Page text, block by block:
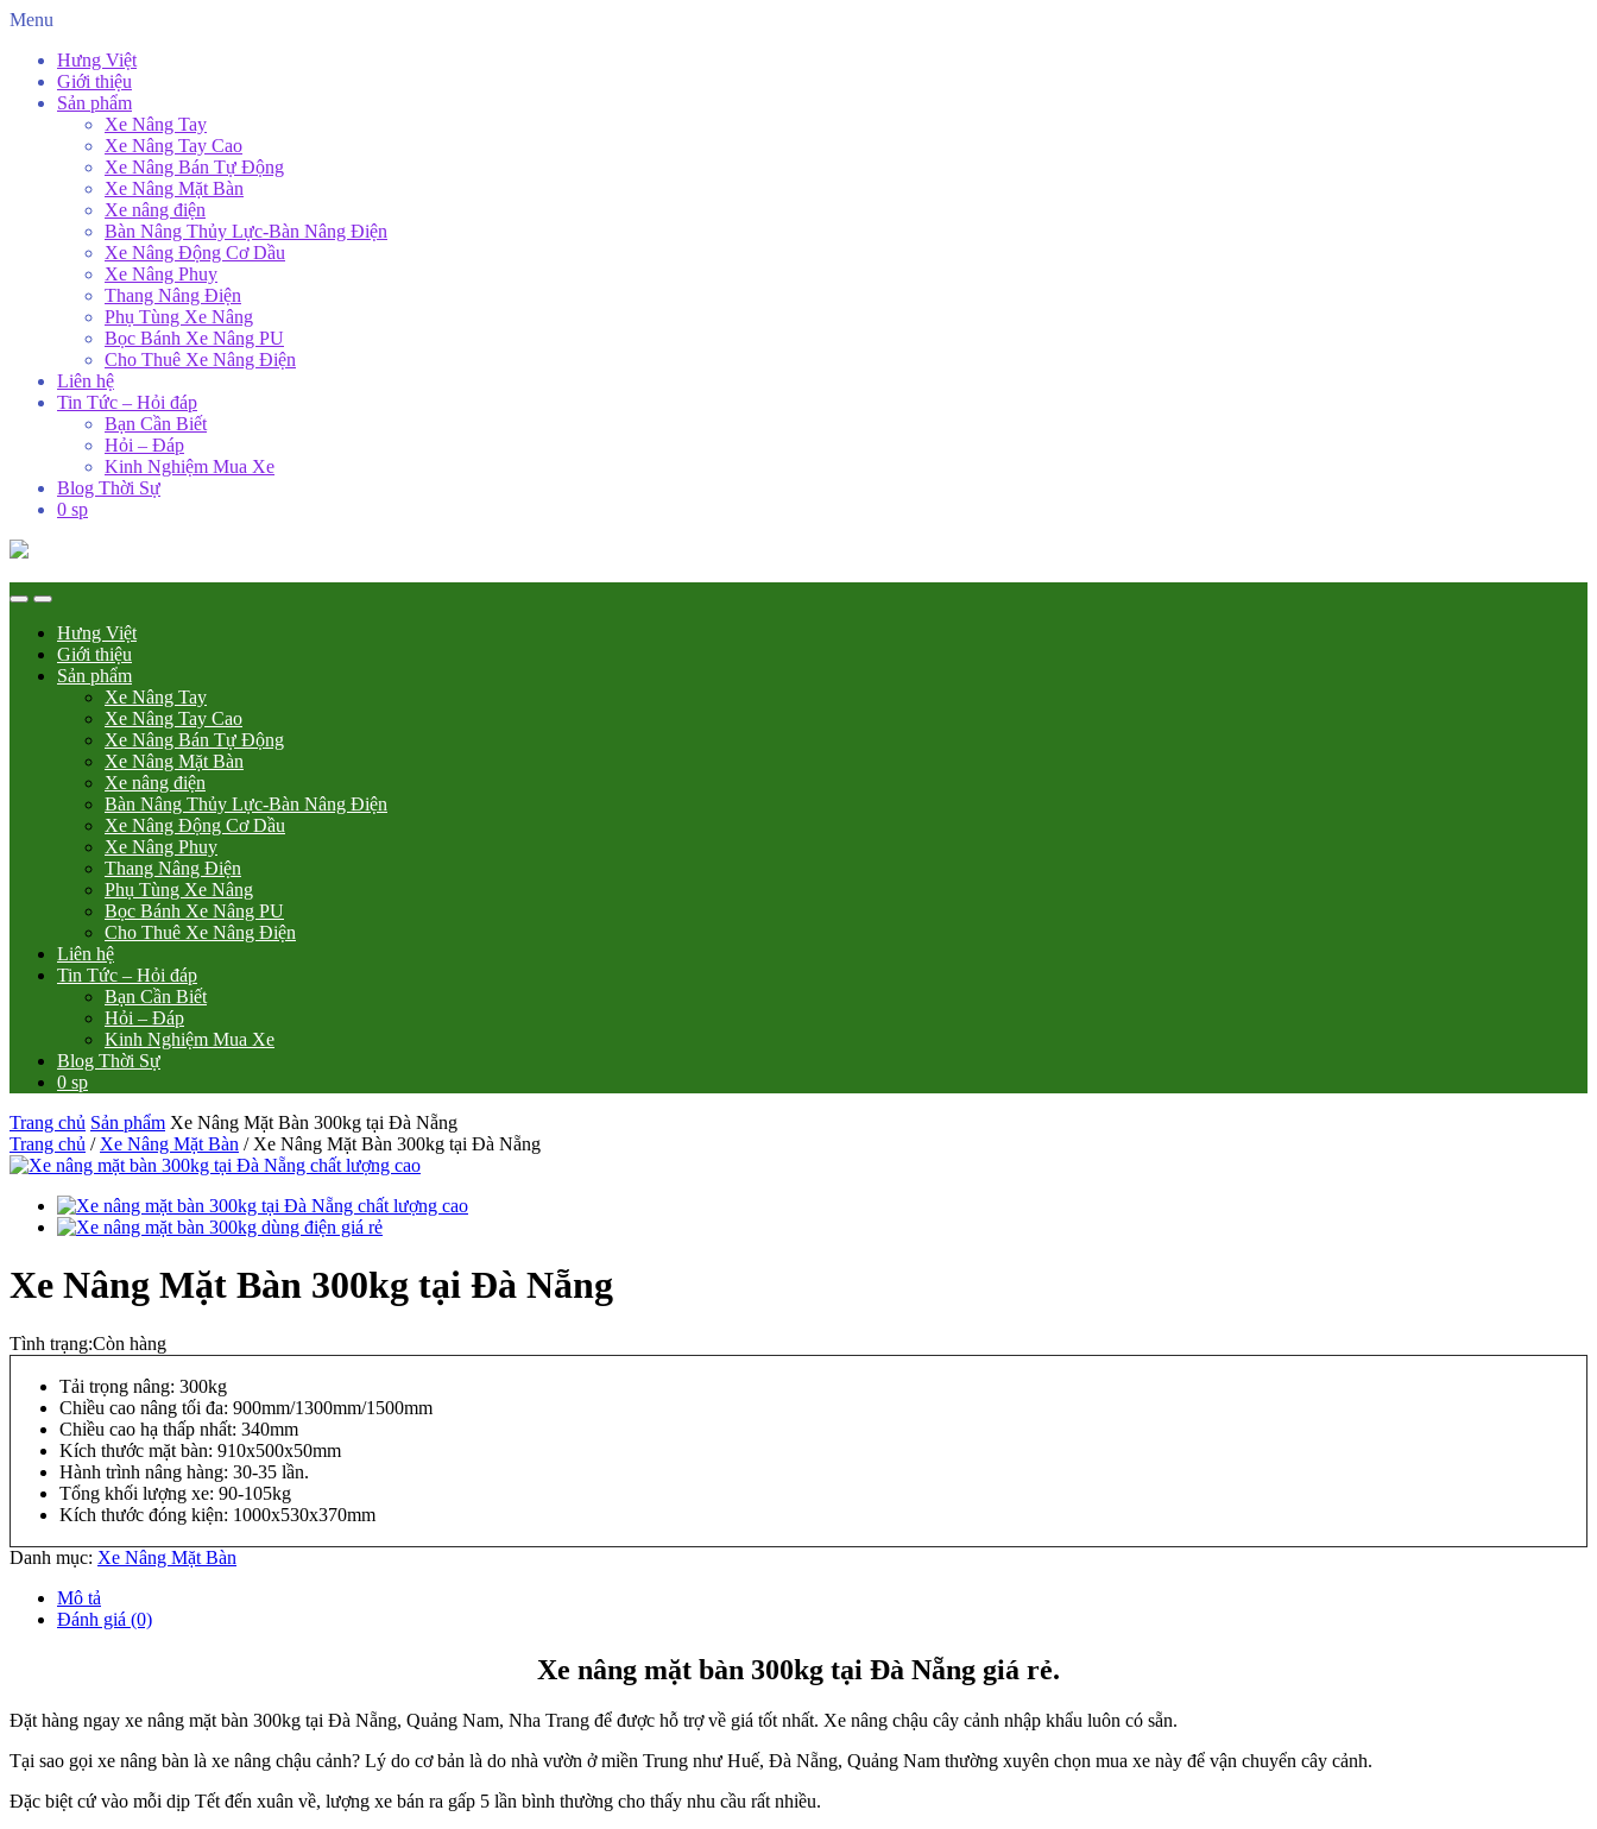
Menu
Hưng Việt
Giới thiệu
Sản phẩm
Xe Nâng Tay
Xe Nâng Tay Cao
Xe Nâng Bán Tự Động
Xe Nâng Mặt Bàn
Xe nâng điện
Bàn Nâng Thủy Lực-Bàn Nâng Điện
Xe Nâng Động Cơ Dầu
Xe Nâng Phuy
Thang Nâng Điện
Phụ Tùng Xe Nâng
Bọc Bánh Xe Nâng PU
Cho Thuê Xe Nâng Điện
Liên hệ
Tin Tức – Hỏi đáp
Bạn Cần Biết
Hỏi – Đáp
Kinh Nghiệm Mua Xe
Blog Thời Sự
0 sp
Hưng Việt
Giới thiệu
Sản phẩm
Xe Nâng Tay
Xe Nâng Tay Cao
Xe Nâng Bán Tự Động
Xe Nâng Mặt Bàn
Xe nâng điện
Bàn Nâng Thủy Lực-Bàn Nâng Điện
Xe Nâng Động Cơ Dầu
Xe Nâng Phuy
Thang Nâng Điện
Phụ Tùng Xe Nâng
Bọc Bánh Xe Nâng PU
Cho Thuê Xe Nâng Điện
Liên hệ
Tin Tức – Hỏi đáp
Bạn Cần Biết
Hỏi – Đáp
Kinh Nghiệm Mua Xe
Blog Thời Sự
0 sp
Trang chủ Sản phẩm Xe Nâng Mặt Bàn 300kg tại Đà Nẵng
Trang chủ / Xe Nâng Mặt Bàn / Xe Nâng Mặt Bàn 300kg tại Đà Nẵng
Xe Nâng Mặt Bàn 300kg tại Đà Nẵng
Tình trạng:Còn hàng
Tải trọng nâng: 300kg
Chiều cao nâng tối đa: 900mm/1300mm/1500mm
Chiều cao hạ thấp nhất: 340mm
Kích thước mặt bàn: 910x500x50mm
Hành trình nâng hàng: 30-35 lần.
Tổng khối lượng xe: 90-105kg
Kích thước đóng kiện: 1000x530x370mm
Danh mục: Xe Nâng Mặt Bàn
Mô tả
Đánh giá (0)
Xe nâng mặt bàn 300kg tại Đà Nẵng giá rẻ.
Đặt hàng ngay xe nâng mặt bàn 300kg tại Đà Nẵng, Quảng Nam, Nha Trang để được hỗ trợ về giá tốt nhất. Xe nâng chậu cây cảnh nhập khẩu luôn có sẵn.
Tại sao gọi xe nâng bàn là xe nâng chậu cảnh? Lý do cơ bản là do nhà vườn ở miền Trung như Huế, Đà Nẵng, Quảng Nam thường xuyên chọn mua xe này để vận chuyển cây cảnh.
Đặc biệt cứ vào mỗi dịp Tết đến xuân về, lượng xe bán ra gấp 5 lần bình thường cho thấy nhu cầu rất nhiều.